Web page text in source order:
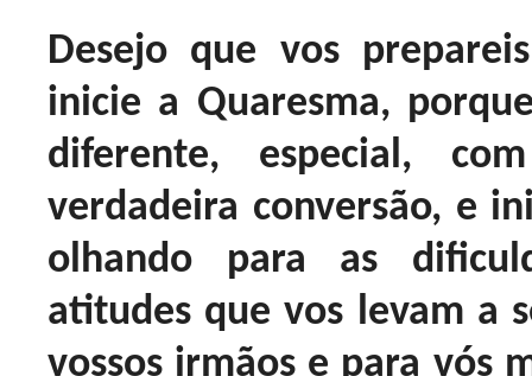
Desejo que vos
inicie a Quaresma,
diferente, especial,
verdadeira conversão, e
olhando para as
atitudes que vos levam a
vossos irmãos e para vós